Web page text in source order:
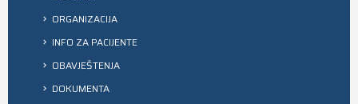
ORGANIZACIJA
INFO ZA PACIJENTE
OBAVJEŠTENJA
DOKUMENTA